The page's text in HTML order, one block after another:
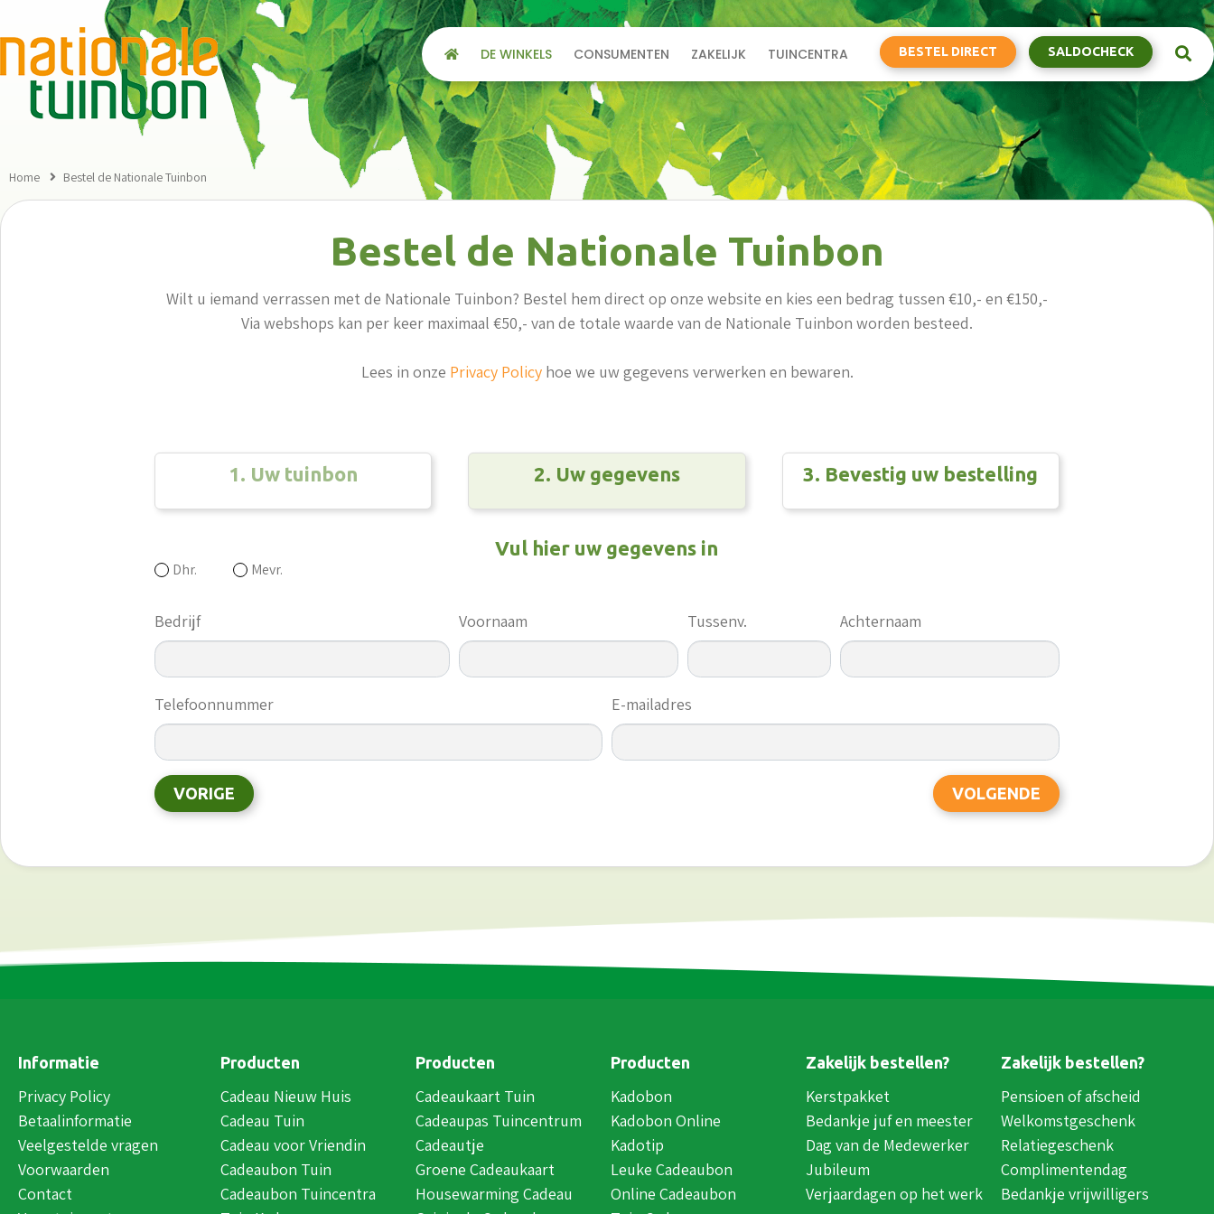
DE WINKELS CONSUMENTEN ZAKELIJK TUINCENTRA BESTEL DIRECT SALDOCHECK
Home Bestel de Nationale Tuinbon
Bestel de Nationale Tuinbon
Wilt u iemand verrassen met de Nationale Tuinbon? Bestel hem direct op onze website en kies een bedrag tussen €10,- en €150,-
Via webshops kan per keer maximaal €50,- van de totale waarde van de Nationale Tuinbon worden besteed.
Lees in onze Privacy Policyhoe we uw gegevens verwerken en bewaren.
1. Uw tuinbon 2. Uw gegevens 3. Bevestig uw bestelling
Vul hier uw gegevens in
Dhr. Mevr.
Bedrijf Voornaam Tussenv. Achternaam
Telefoonnummer E-mailadres
VORIGE VOLGENDE
Informatie
Privacy Policy
Betaalinformatie
Veelgestelde vragen
Voorwaarden
Contact
Producten
Cadeau Nieuw Huis
Cadeau Tuin
Cadeau voor Vriendin
Cadeaubon Tuin
Cadeaubon Tuincentra
Producten
Cadeaukaart Tuin
Cadeaupas Tuincentrum
Cadeautje
Groene Cadeaukaart
Housewarming Cadeau
Producten
Kadobon
Kadobon Online
Kadotip
Leuke Cadeaubon
Online Cadeaubon
Zakelijk bestellen?
Kerstpakket
Bedankje juf en meester
Dag van de Medewerker
Jubileum
Verjaardagen op het werk
Zakelijk bestellen?
Pensioen of afscheid
Welkomstgeschenk
Relatiegeschenk
Complimentendag
Bedankje vrijwilligers